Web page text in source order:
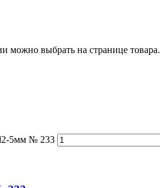
можно выбрать на странице товара.
5мм № 233